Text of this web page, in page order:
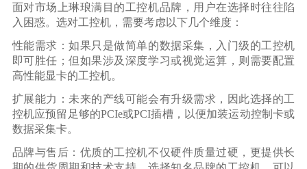
面对市场上琳琅满目的工控机品牌，用户在选择时往往陷
入困惑。选对工控机，需要考虑以下几个维度：
性能需求：如果只是做简单的数据采集，入门级的工控机
即可胜任；但如果涉及深度学习或视觉运算，则需要配置
高性能显卡的工控机。
扩展能力：未来的产线可能会有升级需求，因此选择的工
控机应预留足够的PCIe或PCI插槽，以便加装运动控制卡或
数据采集卡。
品牌与售后：优质的工控机不仅硬件质量过硬，更提供长